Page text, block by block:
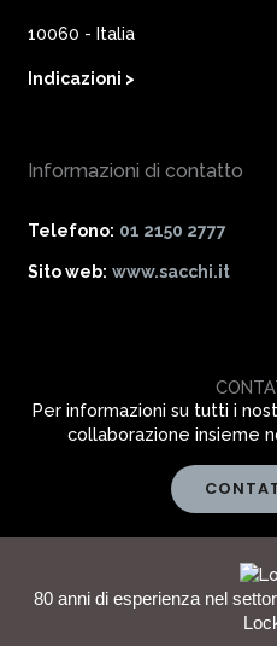
10060 - Italia
Indicazioni >
Informazioni di contatto
Telefono: 01 2150 2777
Sito web: www.sacchi.it
Per informazioni su tutti i
collaborazione insieme
80 anni di esperienza nel